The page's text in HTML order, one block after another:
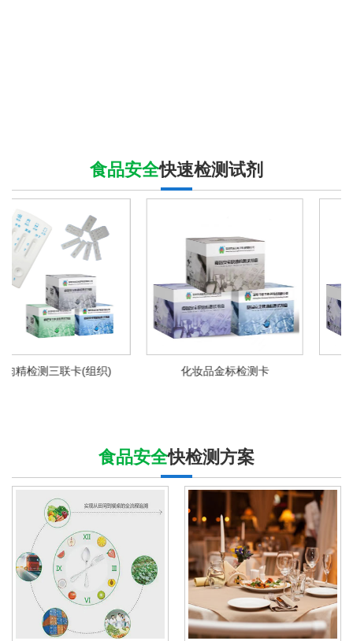
食品安全快速检测试剂
化妆品金标检测卡 畜禽水产品金标检测卡
食品安全快检测方案